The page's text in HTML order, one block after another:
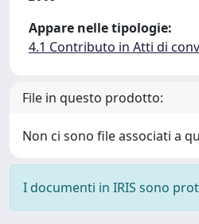
Appare nelle tipologie:
4.1 Contributo in Atti di
File in questo prodotto:
Non ci sono file associati a
I documenti in IRIS sono